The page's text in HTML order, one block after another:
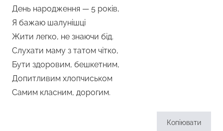
День народження — 5 років,
Я бажаю шалунішці
Жити легко, не знаючи бід.
Слухати маму з татом чітко,
Бути здоровим, бешкетним,
Допитливим хлопчиськом
Самим класним, дорогим.
Копіювати